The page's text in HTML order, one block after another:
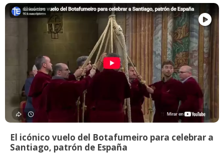
El icónico vuelo del Botafumeiro para celebrar a
Santiago, patrón de España